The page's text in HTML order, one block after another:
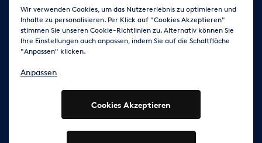
AGB
Impressum Cookie-Einstellungen ändern
Folge uns auf
© 2003 - 2026 Erento Campanda GmbH - Alle Rechte
vorbehalten
Wir verwenden Cookies, um das Nutzererlebnis zu optimieren und
Inhalte zu personalisieren. Per Klick auf "Cookies Akzeptieren"
stimmen Sie unseren Cookie-Richtlinien zu. Alternativ können Sie
Ihre Einstellungen auch anpassen, indem Sie auf die Schaltfläche
"Anpassen" klicken.
Anpassen
Cookies Akzeptieren